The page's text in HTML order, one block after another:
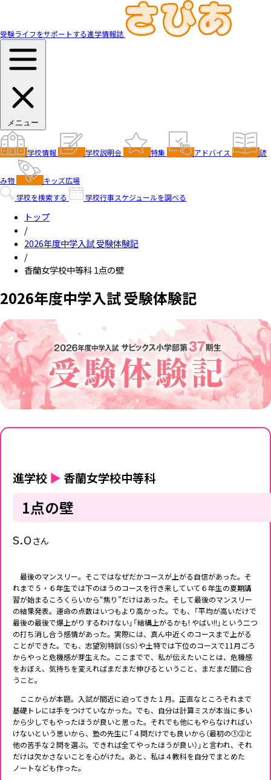
受験ライフをサポートする進学情報誌
メニュー
学校情報 学校説明会 特集 アドバイス 読
み物
キッズ広場
学校を検索する
学校行事スケジュールを調べる
トップ
/
2026年度中学入試 受験体験記
/
香蘭女学校中等科 1点の壁
2026年度中学入試 受験体験記
進学校 ▶ 香蘭女学校中等科
1点の壁
S.Oさん
最後のマンスリー。そこではなぜだかコースが上がる自信があった。そ
れまで５・６年生では下のほうのコースを行き来していて６年生の夏期講
習が始まるころくらいから“焦り”だけはあった。そして最後のマンスリー
の結果発表。運命の点数はいつもより高かった。でも、「平均が高いだけで
最後の最後で爆上がりするわけない」「結構上がるかも! やばい!!」という二つ
の打ち消し合う感情があった。実際には、真ん中近くのコースまで上がる
ことができた。でも、志望別特訓（SS）や土特では下位のコースで11月ごろ
からやっと危機感が芽生えた。ここまでで、私が伝えたいことは、危機感
をおぼえ、気持ちを変えればまだまだ伸びるということ、まだまだ間に合
うこと。
ここからが本題。入試が間近に迫ってきた１月。正直なところそれまで
基礎トレには手をつけていなかった。でも、自分は計算ミスが本当に多い
から少しでもやったほうが良いと思った。それでも他にもやらなければい
けないという思いから、塾の先生に「４問だけでも良いから（最初の①②と
他の苦手な２問を選ぶ。できれば全てやったほうが良い）」と言われ、それ
だけは欠かさないことを心がけた。あと、私は４教科を自分でまとめた
ノートなども作った。